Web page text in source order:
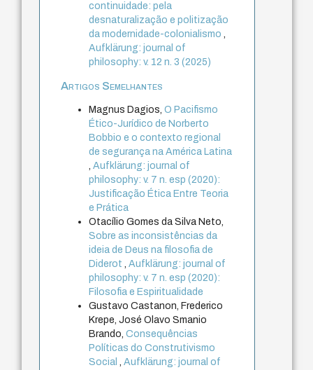
continuidade: pela
desnaturalização e politização
da modernidade-colonialismo,
Aufklärung: journal of
philosophy: v. 12 n. 3 (2025)
Artigos Semelhantes
Magnus Dagios,O Pacifismo
Ético-Jurídico de Norberto
Bobbio e o contexto regional
de segurança na América Latina
,Aufklärung: journal of
philosophy: v. 7 n. esp (2020):
Justificação Ética Entre Teoria
e Prática
Otacílio Gomes da Silva Neto,
Sobre as inconsistências da
ideia de Deus na filosofia de
Diderot,Aufklärung: journal of
philosophy: v. 7 n. esp (2020):
Filosofia e Espiritualidade
Gustavo Castanon, Frederico
Krepe, José Olavo Smanio
Brando,Consequências
Políticas do Construtivismo
Social,Aufklärung: journal of